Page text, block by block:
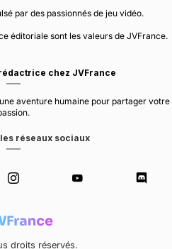
par des passionnés de jeu vidéo.
éditoriale sont les valeurs de JVFrance.
chez JVFrance
aventure humaine pour partager votre
réseaux sociaux
droits réservés.